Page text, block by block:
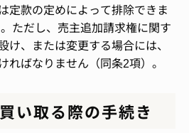
定款の定めによって排除できま
ただし、売主追加請求権に関す
け、または変更する場合には、
ればなりません（同条2項）。
い取る際の手続き